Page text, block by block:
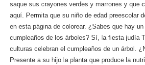
saque sus crayones verdes y marrones y que
aquí. Permita que su niño de edad preescolar
en esta página de colorear. ¿Sabes que hay
cumpleaños de los árboles? Sí, la fiesta judía
culturas celebran el cumpleaños de un árbol.
Presente a su hijo la planta que produce la